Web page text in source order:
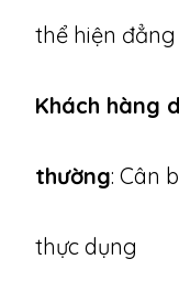
thể hiện
Khách hàng
thường: Cân
thực dụng